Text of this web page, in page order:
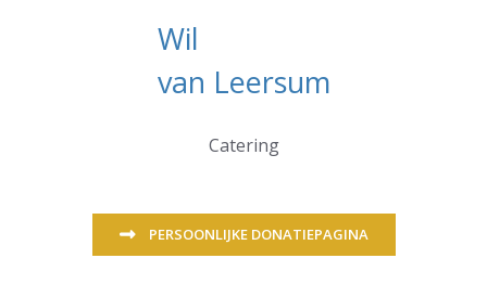
Wil
van Leersum
Catering
PERSOONLIJKE DONATIEPAGINA